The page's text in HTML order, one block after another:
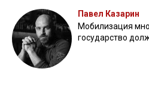
Павел Казарин
Мобилизация
государство